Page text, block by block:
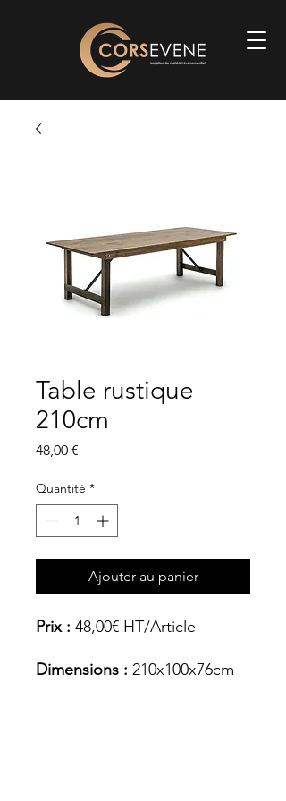
Table rustique
210cm
48,00 €
Quantité *
Ajouter au panier
Prix : 48,00€ HT/Article
Dimensions : 210x100x76cm